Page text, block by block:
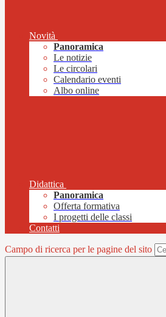
Novità
Panoramica
Le notizie
Le circolari
Calendario eventi
Albo online
Didattica
Panoramica
Offerta formativa
I progetti delle classi
Contatti
Campo di ricerca per le pagine del sito